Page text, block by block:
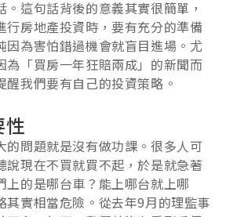
這句話背後的意義其實很簡單，
行房地產投資時，要有充分的準備
因為害怕錯過機會就盲目進場。尤
為「買房一年狂賠兩成」的新聞而
我們要有自己的投資策略。
的問題就是沒有做功課。很多人可
說現在不買就買不起，於是就急著
上的是哪台車？能上哪台就上哪
其實相當危險。從去年9月的理監事